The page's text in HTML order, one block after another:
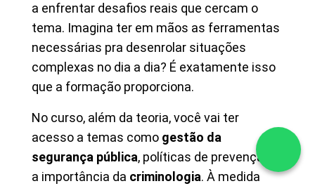
a enfrentar desafios reais que cercam o
tema. Imagina ter em mãos as ferramentas
necessárias pra desenrolar situações
complexas no dia a dia? É exatamente isso
que a formação proporciona.
No curso, além da teoria, você vai ter
acesso a temas como gestão da
segurança pública, políticas de prevenção e
a importância da criminologia. À medida